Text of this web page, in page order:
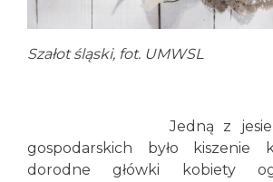
Szałot śląski, fot. UMWSL
Jedną z
gospodarskich było kiszenie
dorodne główki kobiety